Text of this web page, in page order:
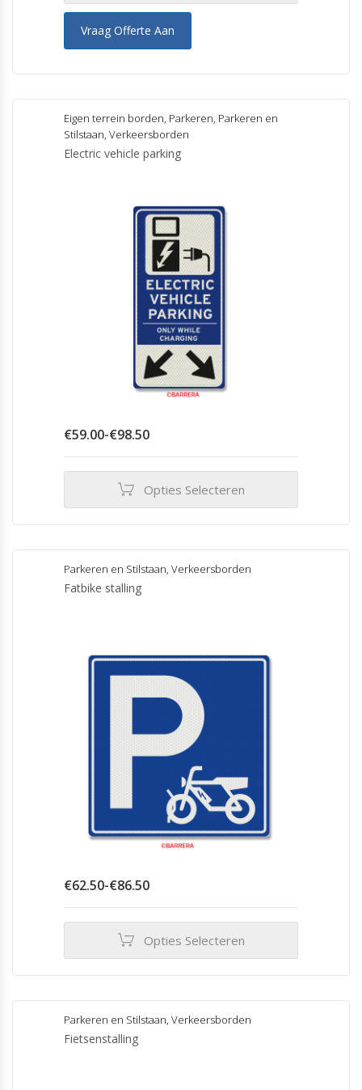
Vraag Offerte Aan
Eigen terrein borden, Parkeren, Parkeren en
Stilstaan, Verkeersborden
Electric vehicle parking
€59.00-€98.50Prijsklasse:
€98.50
Opties Selecteren
heeft
meerdere
variaties.
Deze
worden
Parkeren en Stilstaan, Verkeersborden
Fatbike stalling
€62.50-€86.50Prijsklasse:
€86.50
Opties Selecteren
heeft
meerdere
Deze
Parkeren en Stilstaan, Verkeersborden
Fietsenstalling